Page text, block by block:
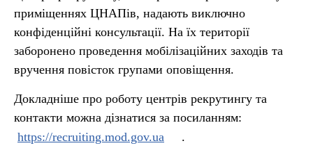
приміщеннях ЦНАПів, надають виключно
конфіденційні консультації. На їх території
заборонено проведення мобілізаційних заходів та
вручення повісток групами оповіщення.
Докладніше про роботу центрів рекрутингу та
контакти можна дізнатися за посиланням:
https://recruiting.mod.gov.ua
.